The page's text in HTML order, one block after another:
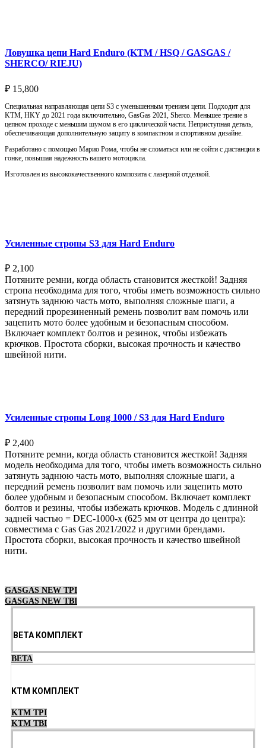
Ловушка цепи Hard Enduro (KTM / HSQ / GASGAS /
SHERCO/ RIEJU)
₽ 15,800
Специальная направляющая цепи S3 с уменьшенным трением цепи. Подходит для
KTM, HKY до 2021 года включительно, GasGas 2021, Sherco. Меньшее трение в
цепном проходе с меньшим шумом в его циклической части. Неприступная деталь,
обеспечивающая дополнительную защиту в компактном и спортивном дизайне.
Разработано с помощью Марио Рома, чтобы не сломаться или не сойти с дистанции в
гонке, повышая надежность вашего мотоцикла.
Изготовлен из высококачественного композита с лазерной отделкой.
Усиленные стропы S3 для Hard Enduro
₽ 2,100
Потяните ремни, когда область становится жесткой! Задняя
стропа необходима для того, чтобы иметь возможность сильно
затянуть заднюю часть мото, выполняя сложные шаги, а
передний прорезиненный ремень позволит вам помочь или
зацепить мото более удобным и безопасным способом.
Включает комплект болтов и резинок, чтобы избежать
крючков. Простота сборки, высокая прочность и качество
швейной нити.
Усиленные стропы Long 1000 / S3 для Hard Enduro
₽ 2,400
Потяните ремни, когда область становится жесткой! Задняя
модель необходима для того, чтобы иметь возможность сильно
затянуть заднюю часть мото, выполняя сложные шаги, а
передний ремень позволит вам помочь или зацепить мото
более удобным и безопасным способом. Включает комплект
болтов и резины, чтобы избежать крючков. Модель с длинной
задней частью = DEC-1000-x (625 мм от центра до центра):
совместима с Gas Gas 2021/2022 и другими брендами.
Простота сборки, высокая прочность и качество швейной
нити.
GASGAS NEW TPI
GASGAS NEW TBI
BETA КОМПЛЕКТ
BETA
KTM КОМПЛЕКТ
KTM TPI
KTM TBI